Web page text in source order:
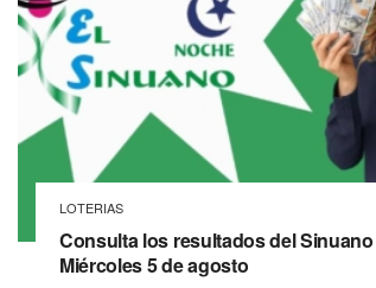
LOTERIAS
Consulta los resultados del
Miércoles 5 de agosto